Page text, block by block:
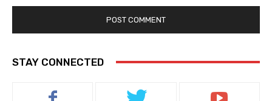
STAY CONNECTED